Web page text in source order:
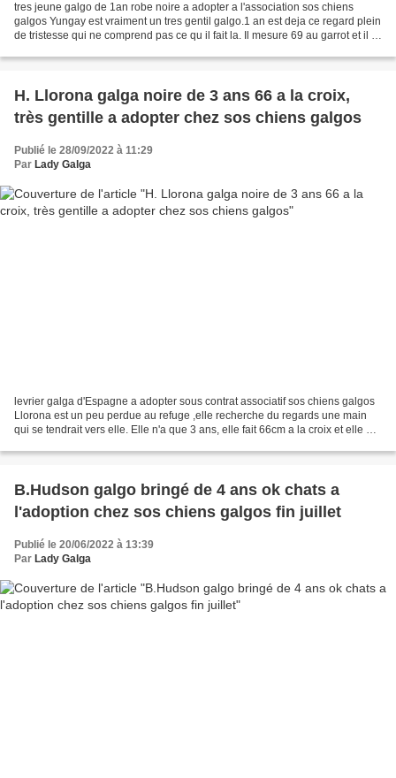
tres jeune galgo de 1an robe noire a adopter a l'association sos chiens
galgos Yungay est vraiment un tres gentil galgo.1 an est deja ce regard plein
de tristesse qui ne comprend pas ce qu il fait la. Il mesure 69 au garrot et il a
H. Llorona galga noire de 3 ans 66 a la croix,
très gentille a adopter chez sos chiens galgos
Publié le 28/09/2022 à 11:29
Par Lady Galga
levrier galga d'Espagne a adopter sous contrat associatif sos chiens galgos
Llorona est un peu perdue au refuge ,elle recherche du regards une main
qui se tendrait vers elle. Elle n'a que 3 ans, elle fait 66cm a la croix et elle a
B.Hudson galgo bringé de 4 ans ok chats a
l'adoption chez sos chiens galgos fin juillet
Publié le 20/06/2022 à 13:39
Par Lady Galga